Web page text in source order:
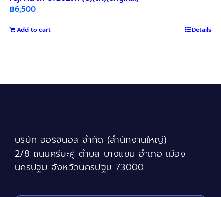
฿6,500
Add to cart Details
บริษัท ออริจินอล จำกัด (สำนักงานใหญ่)
2/8 ถนนศรีษะคู้ ตำบล บางแขม อำเภอ เมือง
นครปฐม จังหวัดนครปฐม 73000